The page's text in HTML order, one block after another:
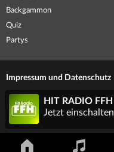
Backgammon
Quiz
Partys
Impressum und Datenschutz
HIT RADIO FFH
Jetzt einschalten